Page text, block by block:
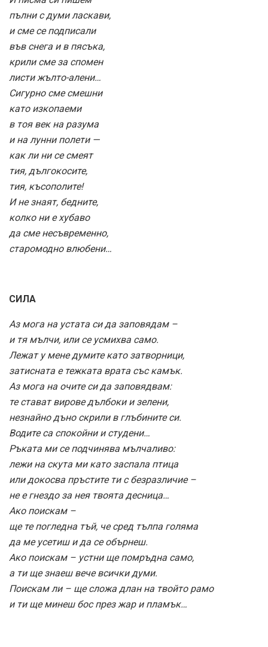
пълни с думи ласкави,
и сме се подписали
във снега и в пясъка,
крили сме за спомен
листи жълто-алени…
Сигурно сме смешни
като изкопаеми
в тоя век на разума
и на лунни полети —
как ли ни се смеят
тия, дългокосите,
тия, късополите!
И не знаят, бедните,
колко ни е хубаво
да сме несъвременно,
старомодно влюбени…
СИЛА
Аз мога на устата си да заповядам –
и тя мълчи, или се усмихва само.
Лежат у мене думите като затворници,
затисната е тежката врата със камък.
Аз мога на очите си да заповядвам:
те стават вирове дълбоки и зелени,
незнайно дъно скрили в глъбините си.
Водите са спокойни и студени…
Ръката ми се подчинява мълчаливо:
лежи на скута ми като заспала птица
или докосва пръстите ти с безразличие –
не е гнездо за нея твоята десница…
Ако поискам –
ще те погледна тъй, че сред тълпа голяма
да ме усетиш и да се обърнеш.
Ако поискам – устни ще помръдна само,
а ти ще знаеш вече всички думи.
Поискам ли – ще сложа длан на твойто рамо
и ти ще минеш бос през жар и пламък…